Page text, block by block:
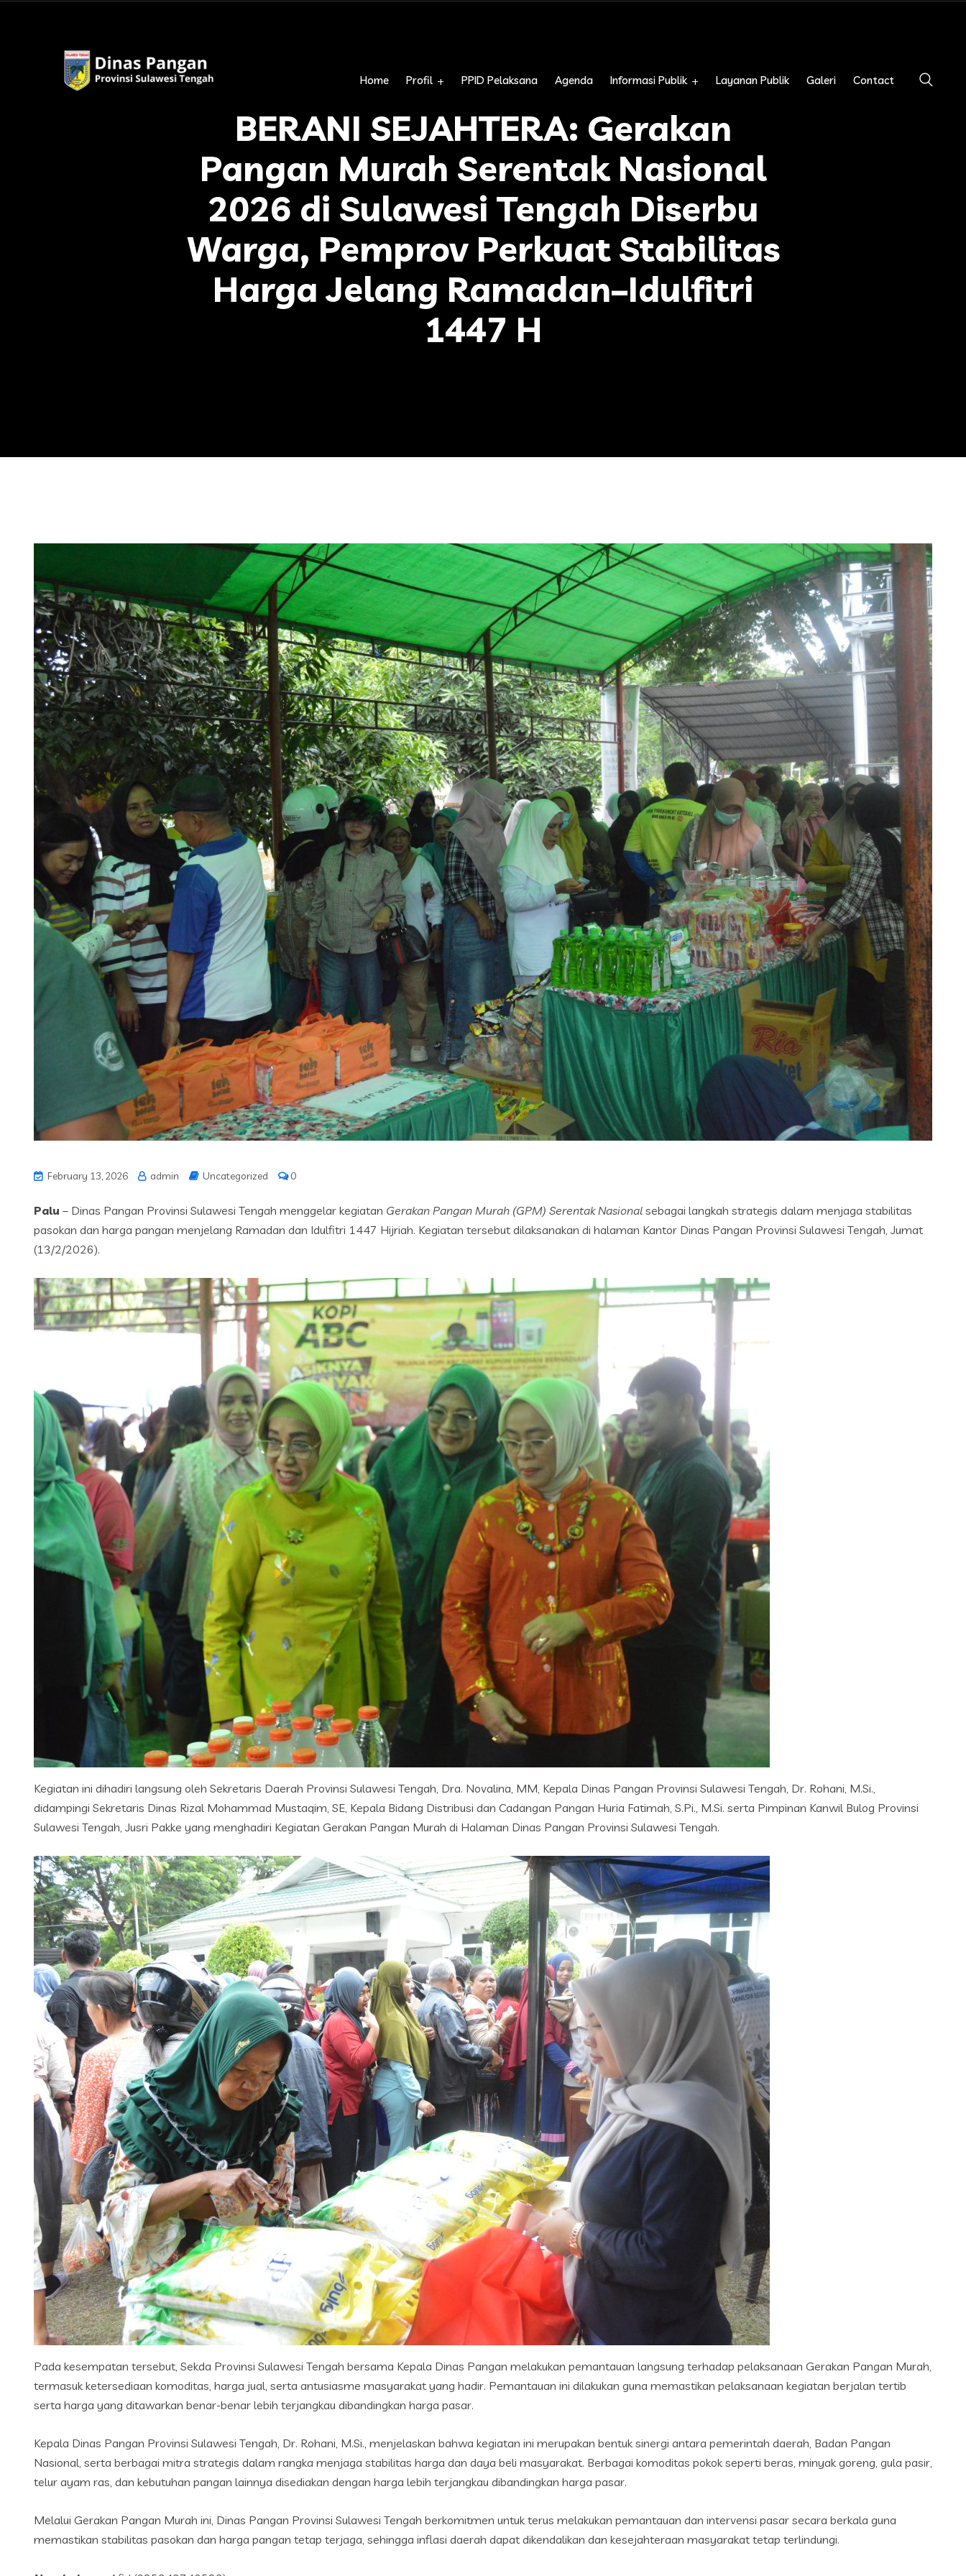
Home Profil PPID Pelaksana Agenda Informasi Publik Layanan Publik Galeri Contact
BERANI SEJAHTERA: Gerakan
Pangan Murah Serentak Nasional
2026 di Sulawesi Tengah Diserbu
Warga, Pemprov Perkuat Stabilitas
Harga Jelang Ramadan–Idulfitri
1447 H
February 13, 2026 admin Uncategorized 0
Palu – Dinas Pangan Provinsi Sulawesi Tengah menggelar kegiatan Gerakan Pangan Murah (GPM) Serentak Nasional sebagai langkah strategis dalam menjaga stabilitas
pasokan dan harga pangan menjelang Ramadan dan Idulfitri 1447 Hijriah. Kegiatan tersebut dilaksanakan di halaman Kantor Dinas Pangan Provinsi Sulawesi Tengah, Jumat
(13/2/2026).
Kegiatan ini dihadiri langsung oleh Sekretaris Daerah Provinsi Sulawesi Tengah, Dra. Novalina, MM, Kepala Dinas Pangan Provinsi Sulawesi Tengah, Dr. Rohani, M.Si.,
didampingi Sekretaris Dinas Rizal Mohammad Mustaqim, SE, Kepala Bidang Distribusi dan Cadangan Pangan Huria Fatimah, S.Pi., M.Si. serta Pimpinan Kanwil Bulog Provinsi
Sulawesi Tengah, Jusri Pakke yang menghadiri Kegiatan Gerakan Pangan Murah di Halaman Dinas Pangan Provinsi Sulawesi Tengah.
Pada kesempatan tersebut, Sekda Provinsi Sulawesi Tengah bersama Kepala Dinas Pangan melakukan pemantauan langsung terhadap pelaksanaan Gerakan Pangan Murah,
termasuk ketersediaan komoditas, harga jual, serta antusiasme masyarakat yang hadir. Pemantauan ini dilakukan guna memastikan pelaksanaan kegiatan berjalan tertib
serta harga yang ditawarkan benar-benar lebih terjangkau dibandingkan harga pasar.
Kepala Dinas Pangan Provinsi Sulawesi Tengah, Dr. Rohani, M.Si., menjelaskan bahwa kegiatan ini merupakan bentuk sinergi antara pemerintah daerah, Badan Pangan
Nasional, serta berbagai mitra strategis dalam rangka menjaga stabilitas harga dan daya beli masyarakat. Berbagai komoditas pokok seperti beras, minyak goreng, gula pasir,
telur ayam ras, dan kebutuhan pangan lainnya disediakan dengan harga lebih terjangkau dibandingkan harga pasar.
Melalui Gerakan Pangan Murah ini, Dinas Pangan Provinsi Sulawesi Tengah berkomitmen untuk terus melakukan pemantauan dan intervensi pasar secara berkala guna
memastikan stabilitas pasokan dan harga pangan tetap terjaga, sehingga inflasi daerah dapat dikendalikan dan kesejahteraan masyarakat tetap terlindungi.